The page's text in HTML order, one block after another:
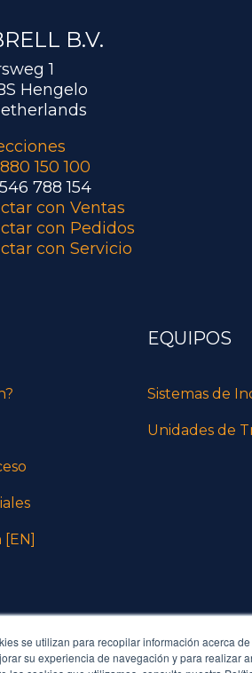
se utilizan para recopilar información acerca
su experiencia de navegación y para realizar
B.V.
1
Hengelo
150 100
788 154
con Ventas
con Pedidos
con Servicio
EQUIPOS
Sistemas de
Unidades de